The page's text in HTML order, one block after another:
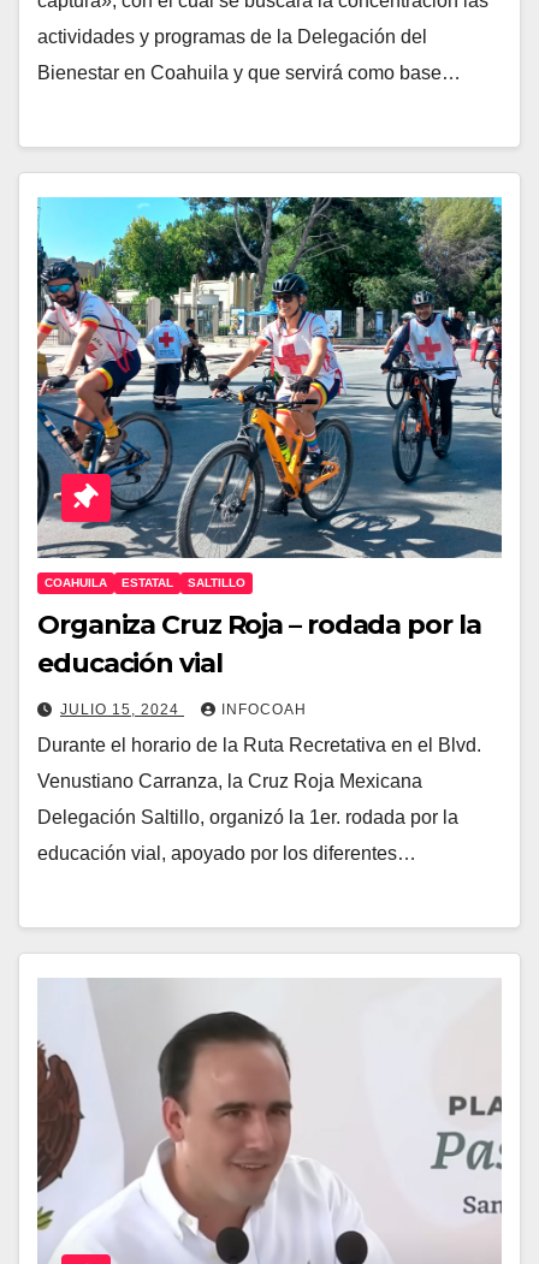
actividades y programas de la Delegación del
Bienestar en Coahuila y que servirá como base…
COAHUILA ESTATAL SALTILLO
Organiza Cruz Roja – rodada por la
educación vial
JULIO 15, 2024 INFOCOAH
Durante el horario de la Ruta Recretativa en el Blvd.
Venustiano Carranza, la Cruz Roja Mexicana
Delegación Saltillo, organizó la 1er. rodada por la
educación vial, apoyado por los diferentes…